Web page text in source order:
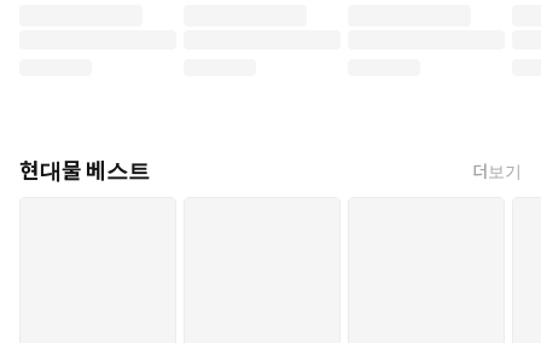
현대물 베스트 더보기